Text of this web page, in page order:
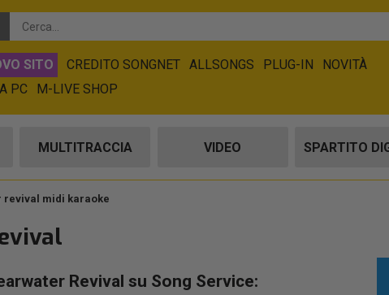
SITO CREDITO SONGNET ALLSONGS PLUG-IN
NOVITÀ
PC M-LIVE SHOP
MULTITRACCIA VIDEO SPARTITO
midi karaoke
Revival su Song Service: